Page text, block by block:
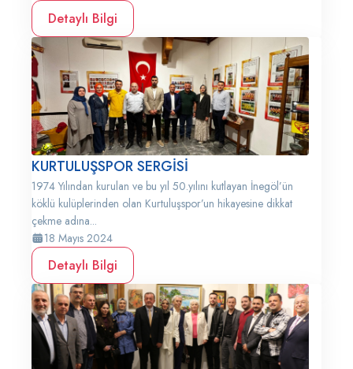
Detaylı Bilgi
KURTULUŞSPOR SERGİSİ
1974 Yılından kurulan ve bu yıl 50.yılını kutlayan İnegöl’ün
köklü kulüplerinden olan Kurtuluşspor’un hikayesine dikkat
çekme adına...
18 Mayıs 2024
Detaylı Bilgi